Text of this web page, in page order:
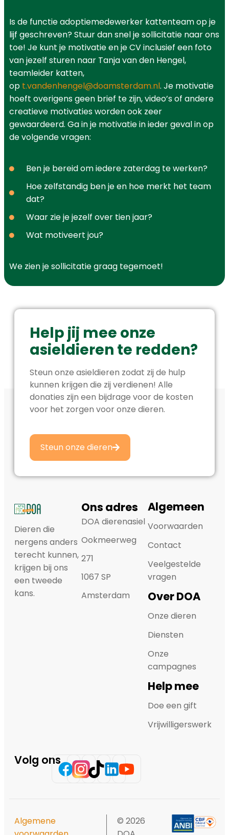
Is de functie adoptiemedewerker kattenteam op je
lijf geschreven? Stuur dan snel je sollicitatie naar ons
toe! Je kunt je motivatie en je CV inclusief een foto
van jezelf sturen naar Tanja van den Hengel,
teamleider katten,
op t.vandenhengel@doamsterdam.nl. Je motivatie
hoeft overigens geen brief te zijn, video’s of andere
creatieve motivaties worden ook zeer
gewaardeerd. Ga in je motivatie in ieder geval in op
de volgende vragen:
Ben je bereid om iedere zaterdag te werken?
Hoe zelfstandig ben je en hoe merkt het team
dat?
Waar zie je jezelf over tien jaar?
Wat motiveert jou?
We zien je sollicitatie graag tegemoet!
Help jij mee onze
asieldieren te redden?
Steun onze asieldieren zodat zij de hulp
kunnen krijgen die zij verdienen! Alle
donaties zijn een bijdrage voor de kosten
voor het zorgen voor onze dieren.
Steun onze dieren
Dieren die
nergens anders
terecht kunnen,
krijgen bij ons
een tweede
kans.
Ons adres
DOA dierenasiel
Ookmeerweg
271
1067 SP
Amsterdam
Algemeen
Voorwaarden
Contact
Veelgestelde
vragen
Over DOA
Onze dieren
Diensten
Onze
campagnes
Help mee
Doe een gift
Vrijwilligerswerk
Volg ons
© 2026
Algemene